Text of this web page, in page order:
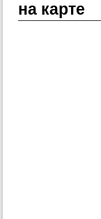
на карте